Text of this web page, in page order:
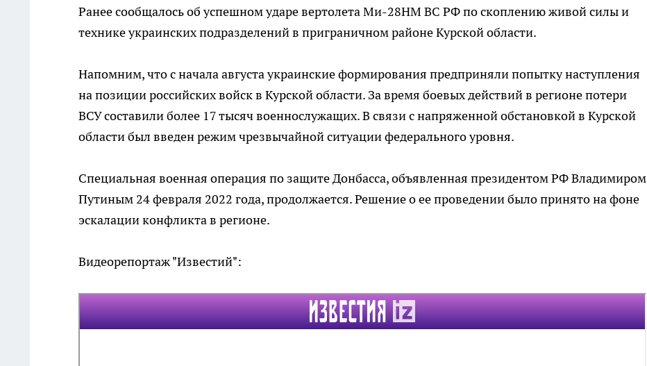
Ранее сообщалось об успешном ударе вертолета Ми-28НМ ВС РФ по скоплению живой силы и
технике украинских подразделений в приграничном районе Курской области.
Напомним, что с начала августа украинские формирования предприняли попытку наступления
на позиции российских войск в Курской области. За время боевых действий в регионе потери
ВСУ составили более 17 тысяч военнослужащих. В связи с напряженной обстановкой в Курской
области был введен режим чрезвычайной ситуации федерального уровня.
Специальная военная операция по защите Донбасса, объявленная президентом РФ Владимиром
Путиным 24 февраля 2022 года, продолжается. Решение о ее проведении было принято на фоне
эскалации конфликта в регионе.
Видеорепортаж "Известий":